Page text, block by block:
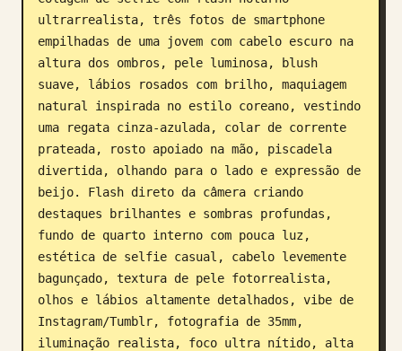
Blogue
Atualizações
ultrarrealista, três fotos de smartphone
empilhadas de uma jovem com cabelo escuro na
altura dos ombros, pele luminosa, blush
suave, lábios rosados com brilho, maquiagem
natural inspirada no estilo coreano, vestindo
uma regata cinza-azulada, colar de corrente
prateada, rosto apoiado na mão, piscadela
divertida, olhando para o lado e expressão de
beijo. Flash direto da câmera criando
destaques brilhantes e sombras profundas,
fundo de quarto interno com pouca luz,
estética de selfie casual, cabelo levemente
bagunçado, textura de pele fotorrealista,
olhos e lábios altamente detalhados, vibe de
Instagram/Tumblr, fotografia de 35mm,
iluminação realista, foco ultra nítido, alta